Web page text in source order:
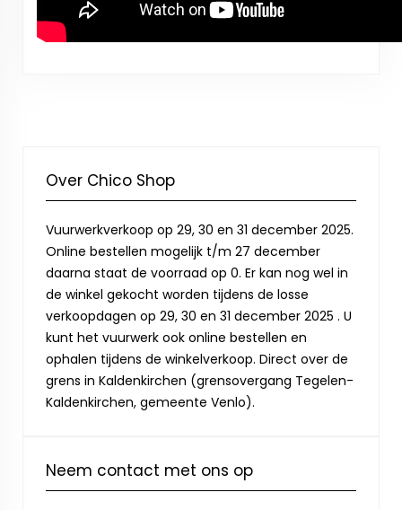
Over Chico Shop
Vuurwerkverkoop op 29, 30 en 31 december 2025.
Online bestellen mogelijk t/m 27 december
daarna staat de voorraad op 0. Er kan nog wel in
de winkel gekocht worden tijdens de losse
verkoopdagen op 29, 30 en 31 december 2025 . U
kunt het vuurwerk ook online bestellen en
ophalen tijdens de winkelverkoop. Direct over de
grens in Kaldenkirchen (grensovergang Tegelen-
Kaldenkirchen, gemeente Venlo).
Neem contact met ons op